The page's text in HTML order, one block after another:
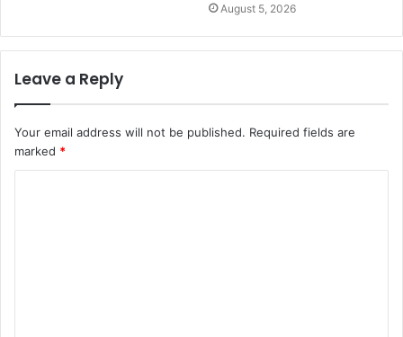
August 5, 2026
Leave a Reply
Your email address will not be published. Required fields are
marked *